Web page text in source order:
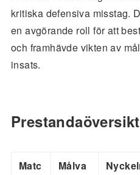
kritiska defensiva misstag.
en avgörande roll för att
och framhävde vikten av
insats.
Matc
Målva